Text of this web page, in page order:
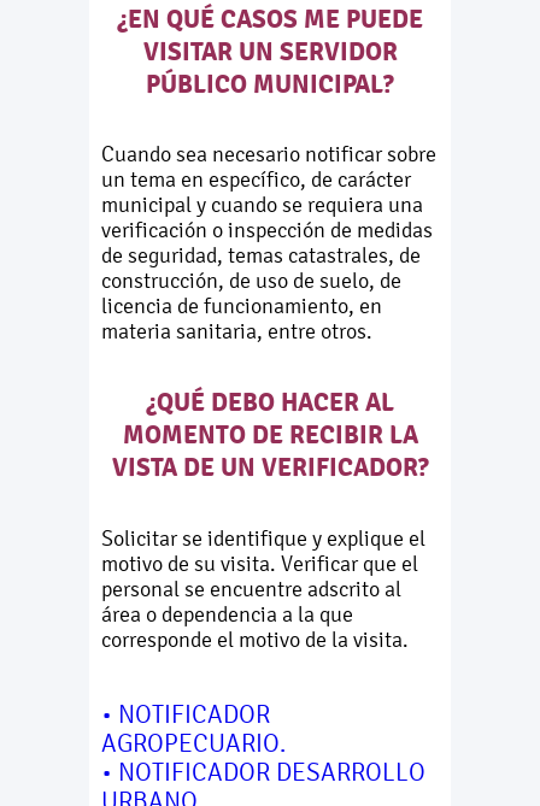
¿EN QUÉ CASOS ME PUEDE
VISITAR UN SERVIDOR
PÚBLICO MUNICIPAL?
Cuando sea necesario notificar sobre
un tema en específico, de carácter
municipal y cuando se requiera una
verificación o inspección de medidas
de seguridad, temas catastrales, de
construcción, de uso de suelo, de
licencia de funcionamiento, en
materia sanitaria, entre otros.
¿QUÉ DEBO HACER AL
MOMENTO DE RECIBIR LA
VISTA DE UN VERIFICADOR?
Solicitar se identifique y explique el
motivo de su visita. Verificar que el
personal se encuentre adscrito al
área o dependencia a la que
corresponde el motivo de la visita.
• NOTIFICADOR
AGROPECUARIO.
• NOTIFICADOR DESARROLLO